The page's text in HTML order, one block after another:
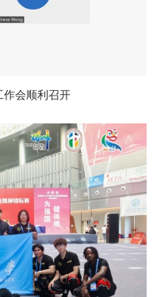
作会顺利召开